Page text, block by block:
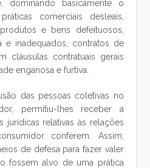
dominando basicamente o
comerciais desleais,
e bens defeituosos,
e inadequados, contratos de
cláusulas contratuais gerais
enganosa e furtiva.
das pessoas coletivas no
permitiu-lhes receber a
jurídicas relativas às relações
conferem. Assim,
de defesa para fazer valer
fossem alvo de uma prática